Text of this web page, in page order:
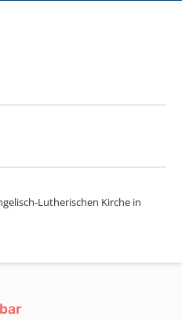
Lutherischen Kirche in